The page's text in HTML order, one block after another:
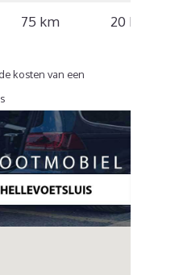
75 km 20 km/u
kosten van een